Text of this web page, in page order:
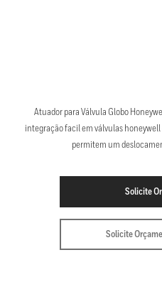
Atuador para Válvula Globo
integração facil em válvulas honeywell
permitem um
Solicite
Solicite